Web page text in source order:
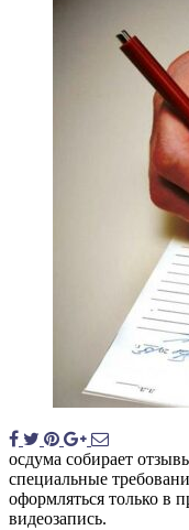
осдума собирает
специальные
оформляться только в
видеозапись.